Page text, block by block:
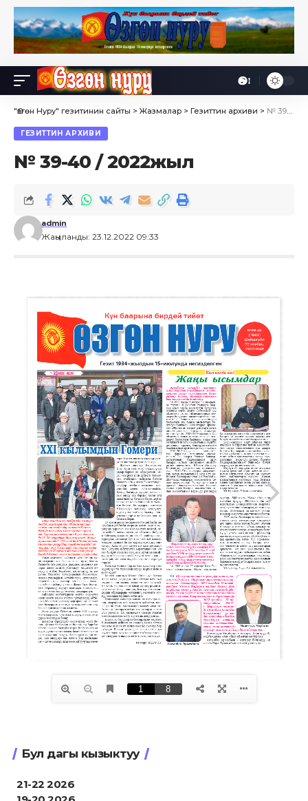
Font
Resizer
Өө
"Өзгөн Нуру" гезитинин сайты > Жазмалар > Гезиттин архиви > № 39-40 / 2022жыл
ГЕЗИТТИН АРХИВИ
№ 39-40 / 2022жыл
Жаңыланды: 23.12.2022 09:33
admin
Бул дагы кызыктуу
21-22 2026